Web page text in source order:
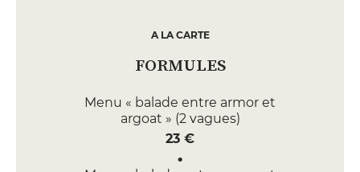
A LA CARTE
FORMULES
Menu « balade entre armor et
argoat » (2 vagues)
23 €